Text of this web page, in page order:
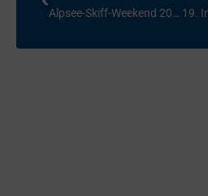
Alpsee-Skiff-Weekend 2011